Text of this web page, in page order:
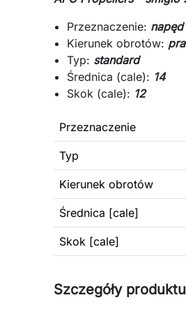
Przeznaczenie:
Kierunek obrotów:
Typ: standard
Średnica (cale): 14
Skok (cale): 12
Przeznaczenie
Typ
Kierunek obrotów
Średnica [cale]
Skok [cale]
Szczegóły produktu